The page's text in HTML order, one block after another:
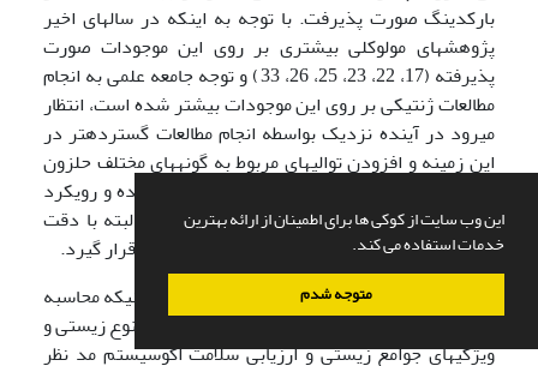
این وب سایت از کوکی ها برای اطمینان از ارائه بهترین
خدمات استفاده می کند.
متوجه شدم
بارکدینگ صورت پذیرفت. با توجه به اینکه در سال­های اخیر
پژوهش­های مولوکلی بیشتری بر روی این موجودات صورت
پذیرفته (17، 22، 23،‌ 25، 26، 33) و توجه جامعه علمی به انجام
مطالعات ژنتیکی بر روی این موجودات بیشتر شده است، انتظار
می­رود در آینده نزدیک بواسطه انجام مطالعات گسترده­تر در
این زمینه و افزودن توالی­های مربوط به گونه­های مختلف حلزون
به پایگاه داده بانک ژن این محدودیت برطرف شده و رویکرد
مولکولی به تنهایی بعنوان روشی قابل اعتماد و البته با دقت
بیشتر جهت شناسایی این موجودات مورد استفاده قرار گیرد.
لازم به ذکر است در زمینه مطالعات اکولوژیکی، زمانیکه محاسبه
تعداد گونه­های موجود در منطقه به منظور بررسی تنوع زیستی و
ویژگی­های جوامع زیستی و ارزیابی سلامت اکوسیستم مد نظر